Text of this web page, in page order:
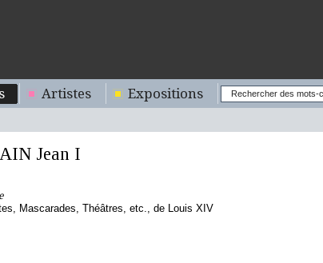
Artistes Expositions
Jean I
Mascarades, Théâtres, etc., de Louis XIV